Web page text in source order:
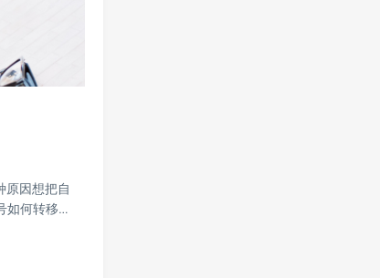
原因想把自
如何转移…